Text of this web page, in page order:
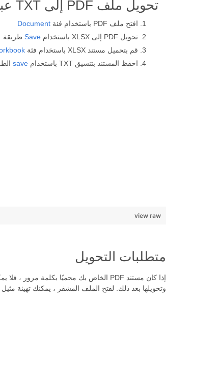
تحويل ملف PDF إلى TXT عبر Java
افتح ملف PDF باستخدام فئة
Document
تحويل PDF إلى XLSX باستخدام
Save طريقة
قم بتحميل مستند XLSX باستخدام فئة
احفظ المستند بتنسيق TXT باستخدام
save
view raw
متطلبات التحويل
وتحويلها بعد ذلك. لفتح الملف المشفر ، يمكنك تهيئة